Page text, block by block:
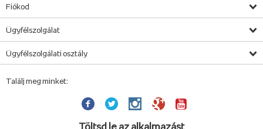
Fiókod
Ügyfélszolgálat
Ügyfélszolgálati osztály
Találj meg minket:
Töltsd le az alkalmazást